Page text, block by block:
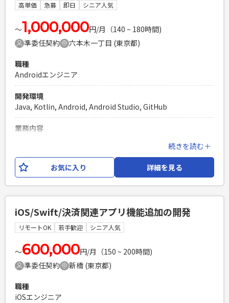
必須スキル
・Kotlinを使ったアプリの開発経験（実務経験1年以上） ・
Javaの読解力がある方 ・リファクタリングの実務経験がある
・非同期系の実装経験がある ・ユニットテストの実装経験が
ベル以上の日本語力
Laravelを用いた開発経験1年以上
エンジニア複数人のチームでの開発経験
高単価 急募 即日 シニア人気
〜1,000,000円/月（140 ~ 180時間)
準委任契約
六本木一丁目 (東京都)
職種
Androidエンジニア
開発環境
Java, Kotlin, Android, Android Studio, GitHub
業務内容
計 ・スマホアプリのバックエンドサービス、リッチクライア
ントのバックエンドサーバー(金融系の処理)の開発 ・オフシ
ョア開発部分の受入れ、各種依頼、レビュー
年以上 ・Kotlin経験が2年以上 ・業務系スマホPJでの基本設
計工程経験が１案件以上で合計１年以上 ・Gitの使用経験 ・研
修期間除く業界経験が4年以上 ・開発は国内側、オフショア双
方で開発をしているため、オフショア開発に抵抗がない方
PHPを用いたWebサービスの開発経験4年以上
Laravelを用いた開発経験1年以上
エンジニア複数人のチームでの開発経験
続きを読む＋
お気に入り 詳細を見る
iOS/Swift/決済関連アプリ機能追加の開発
リモートOK 若手歓迎 シニア人気
〜600,000円/月（150 ~ 200時間)
準委任契約
新橋 (東京都)
職種
iOSエンジニア